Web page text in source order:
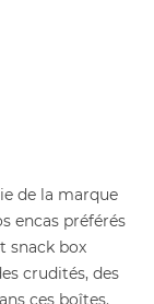
de la marque
encas préférés
snack box
crudités, des
ces boîtes.